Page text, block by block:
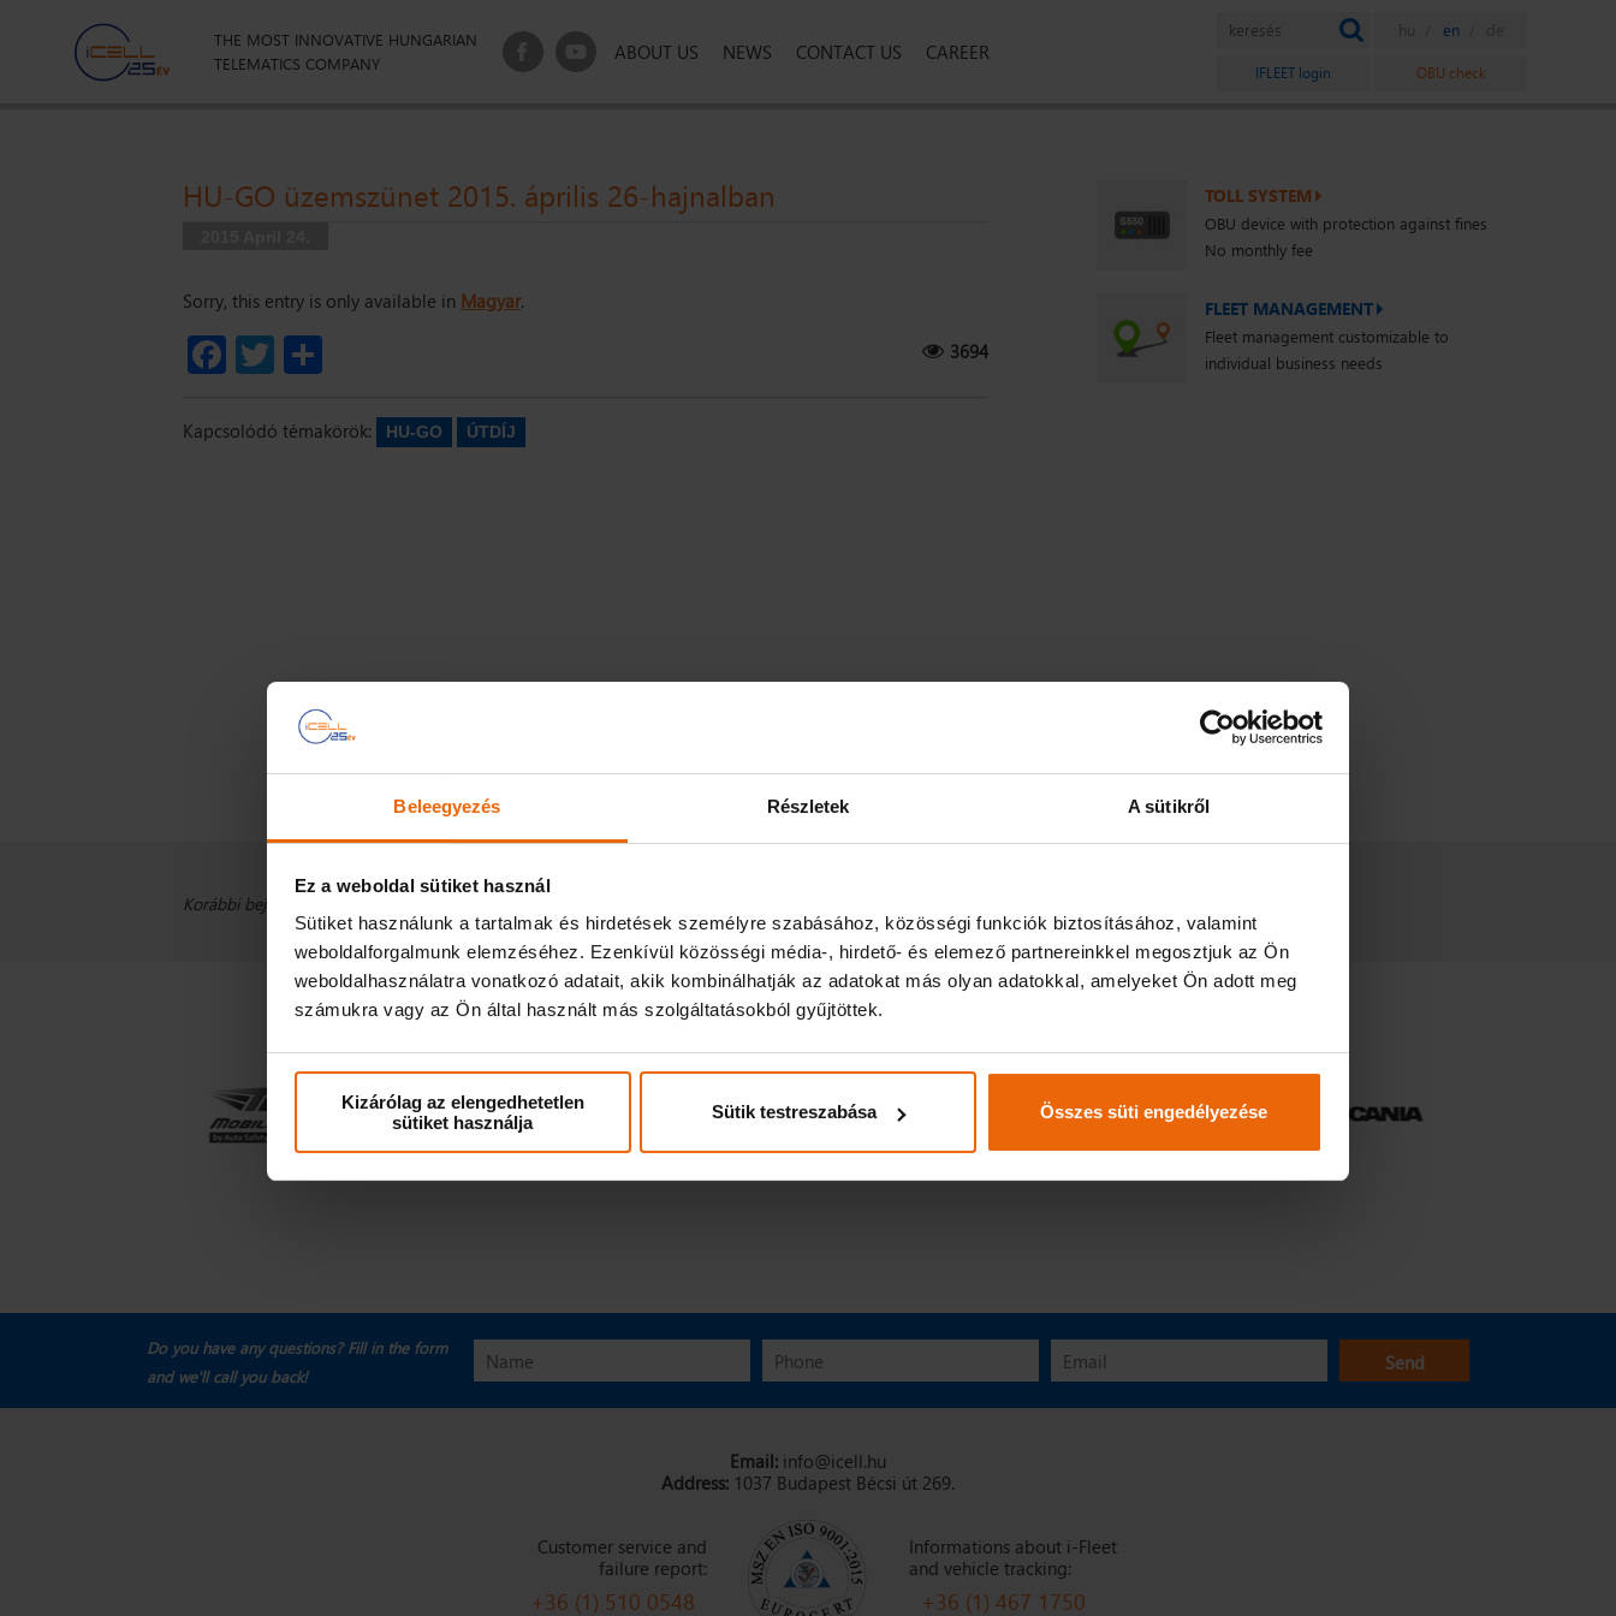
Beleegyezés Részletek A sütikről
Ez a weboldal sütiket használ
Sütiket használunk a tartalmak és hirdetések személyre szabásához, közösségi funkciók biztosításához, valamint
weboldalforgalmunk elemzéséhez. Ezenkívül közösségi média-, hirdető- és elemező partnereinkkel megosztjuk az Ön
weboldalhasználatra vonatkozó adatait, akik kombinálhatják az adatokat más olyan adatokkal, amelyeket Ön adott meg
számukra vagy az Ön által használt más szolgáltatásokból gyűjtöttek.
Kizárólag az elengedhetetlen
sütiket használja
Sütik testreszabása Összes süti engedélyezése
THE MOST INNOVATIVE HUNGARIAN
TELEMATICS COMPANY
ABOUT US NEWS CONTACT US CAREER
IFLEET login OBU check
HU-GO üzemszünet 2015. április 26-hajnalban
Sorry, this entry is only available in Magyar.
FacebookTwitter 3694
Kapcsolódó témakörök: HU-GO ÚTDÍJ
TOLL SYSTEM
OBU device with protection against fines
No monthly fee
FLEET MANAGEMENT
Fleet management customizable to
individual business needs
Korábbi bejegyzéseink:
Do you have any questions? Fill in the form
and we'll call you back!
Email: info@icell.hu
Address: 1037 Budapest Bécsi út 269.
Customer service and
failure report:
+36 (1) 510 0548
Informations about i-Fleet
and vehicle tracking:
+36 (1) 467 1750